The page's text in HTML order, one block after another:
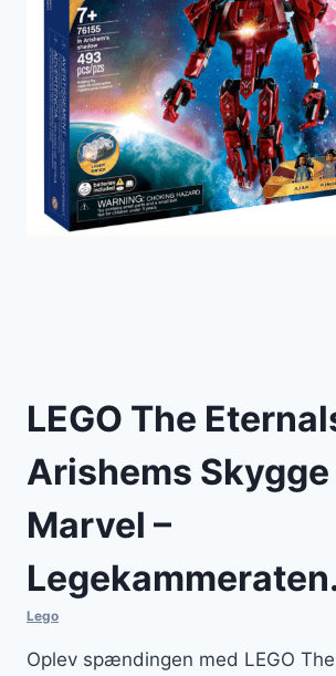
LEGO The
Arishems Skygge
Marvel –
Lego
Oplev spændingen med LEGO